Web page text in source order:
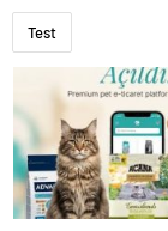
Test